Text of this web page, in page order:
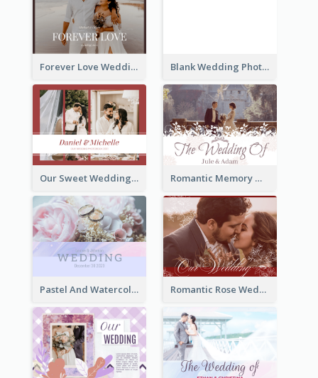
Forever Love Wedding Photo Book Blank Wedding Photo Book
Our Sweet Wedding Photo Book Romantic Memory Wedding Photo Book
Pastel And Watercolor Wedding Photo Book Romantic Rose Wedding Photo Book